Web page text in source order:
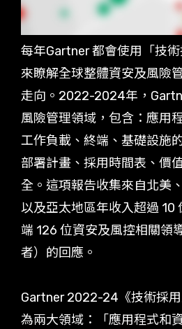
每年Gartner 都會使用「技術
來瞭解全球整體資安及風險
走向。2022-2024年，
風險管理領域，包含：應用
工作負載、終端、基礎設施
部署計畫、採用時間表、價
全。這項報告收集來自北美
以及亞太地區年收入超過 10
端 126 位資安及風控相關領
者）的回應。
Gartner 2022-24《技術採
為兩大領域：「應用程式和